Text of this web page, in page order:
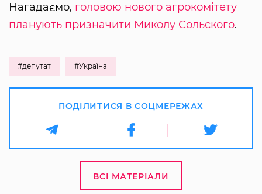
Нагадаємо, головою нового агрокомітету
планують призначити Миколу Сольского.
#депутат #Україна
ПОДІЛИТИСЯ В СОЦМЕРЕЖАХ
ВСІ МАТЕРІАЛИ